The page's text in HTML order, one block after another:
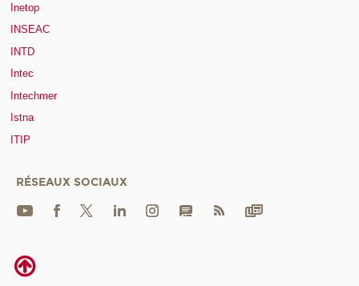
Inetop
INSEAC
INTD
Intec
Intechmer
Istna
ITIP
RÉSEAUX SOCIAUX